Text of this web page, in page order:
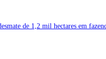
de 1,2 mil hectares em